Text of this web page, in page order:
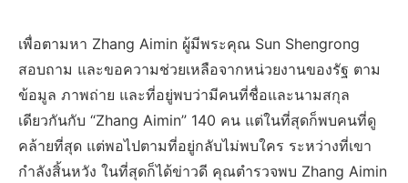
เพื่อตามหา Zhang Aimin ผู้มีพระคุณ Sun Shengrong
สอบถาม และขอความช่วยเหลือจากหน่วยงานของรัฐ ตาม
ข้อมูล ภาพถ่าย และที่อยู่พบว่ามีคนที่ชื่อและนามสกุล
เดียวกันกับ “Zhang Aimin” 140 คน แต่ในที่สุดก็พบคนที่ดู
คล้ายที่สุด แต่พอไปตามที่อยู่กลับไม่พบใคร ระหว่างที่เขา
กำลังสิ้นหวัง ในที่สุดก็ได้ข่าวดี คุณตำรวจพบ Zhang Aimin